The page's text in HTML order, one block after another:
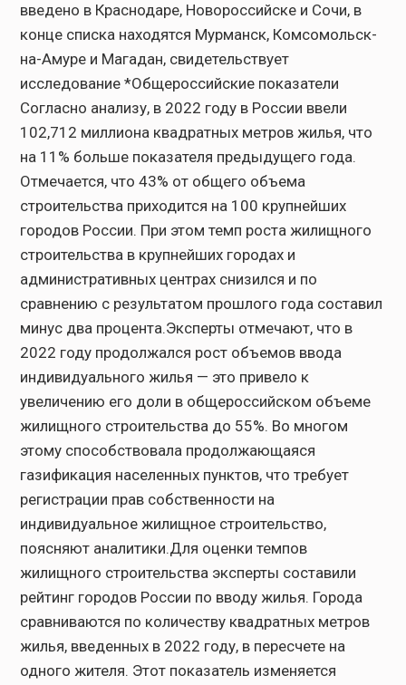
введено в Краснодаре, Новороссийске и Сочи, в
конце списка находятся Мурманск, Комсомольск-
на-Амуре и Магадан, свидетельствует
исследование *Общероссийские показатели
Согласно анализу, в 2022 году в России ввели
102,712 миллиона квадратных метров жилья, что
на 11% больше показателя предыдущего года.
Отмечается, что 43% от общего объема
строительства приходится на 100 крупнейших
городов России. При этом темп роста жилищного
строительства в крупнейших городах и
административных центрах снизился и по
сравнению с результатом прошлого года составил
минус два процента.Эксперты отмечают, что в
2022 году продолжался рост объемов ввода
индивидуального жилья — это привело к
увеличению его доли в общероссийском объеме
жилищного строительства до 55%. Во многом
этому способствовала продолжающаяся
газификация населенных пунктов, что требует
регистрации прав собственности на
индивидуальное жилищное строительство,
поясняют аналитики.Для оценки темпов
жилищного строительства эксперты составили
рейтинг городов России по вводу жилья. Города
сравниваются по количеству квадратных метров
жилья, введенных в 2022 году, в пересчете на
одного жителя. Этот показатель изменяется